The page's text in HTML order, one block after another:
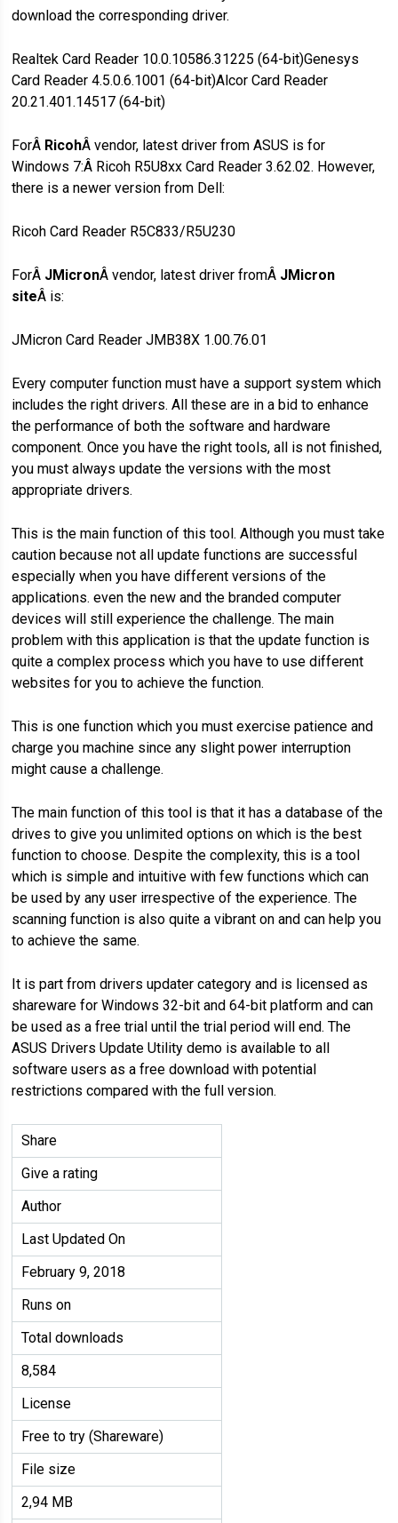
download the corresponding driver.
Realtek Card Reader 10.0.10586.31225 (64-bit)Genesys
Card Reader 4.5.0.6.1001 (64-bit)Alcor Card Reader
20.21.401.14517 (64-bit)
ForÂ RicohÂ vendor, latest driver from ASUS is for
Windows 7:Â Ricoh R5U8xx Card Reader 3.62.02. However,
there is a newer version from Dell:
Ricoh Card Reader R5C833/R5U230
ForÂ JMicronÂ vendor, latest driver fromÂ JMicron
siteÂ is:
JMicron Card Reader JMB38X 1.00.76.01
Every computer function must have a support system which
includes the right drivers. All these are in a bid to enhance
the performance of both the software and hardware
component. Once you have the right tools, all is not finished,
you must always update the versions with the most
appropriate drivers.
This is the main function of this tool. Although you must take
caution because not all update functions are successful
especially when you have different versions of the
applications. even the new and the branded computer
devices will still experience the challenge. The main
problem with this application is that the update function is
quite a complex process which you have to use different
websites for you to achieve the function.
This is one function which you must exercise patience and
charge you machine since any slight power interruption
might cause a challenge.
The main function of this tool is that it has a database of the
drives to give you unlimited options on which is the best
function to choose. Despite the complexity, this is a tool
which is simple and intuitive with few functions which can
be used by any user irrespective of the experience. The
scanning function is also quite a vibrant on and can help you
to achieve the same.
It is part from drivers updater category and is licensed as
shareware for Windows 32-bit and 64-bit platform and can
be used as a free trial until the trial period will end. The
ASUS Drivers Update Utility demo is available to all
software users as a free download with potential
restrictions compared with the full version.
Share
Give a rating
Author
Last Updated On
February 9, 2018
Runs on
Total downloads
8,584
License
Free to try (Shareware)
File size
2,94 MB